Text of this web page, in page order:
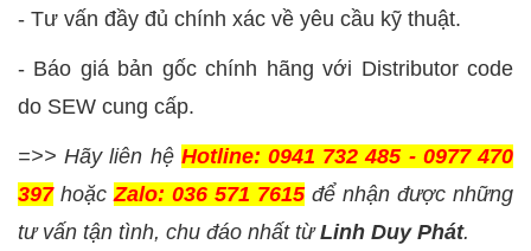
- Tư vấn đầy đủ chính xác về yêu cầu kỹ thuật.
- Báo giá bản gốc chính hãng với Distributor code
do SEW cung cấp.
=>> Hãy liên hệ Hotline: 0941 732 485 - 0977 470
397hoặcZalo: 036 571 7615để nhận được những
tư vấn tận tình, chu đáo nhất từLinh Duy Phát.